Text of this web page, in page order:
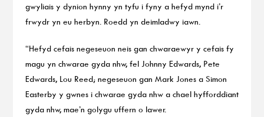
gwyliais y dynion hynny yn tyfu i fyny a hefyd mynd i’r
frwydr yn eu herbyn. Roedd yn deimladwy iawn.
“Hefyd cefais negeseuon neis gan chwaraewyr y cefais fy
magu yn chwarae gyda nhw, fel Johnny Edwards, Pete
Edwards, Lou Reed; negeseuon gan Mark Jones a Simon
Easterby y gwnes i chwarae gyda nhw a chael hyfforddiant
gyda nhw, mae’n golygu uffern o lawer.